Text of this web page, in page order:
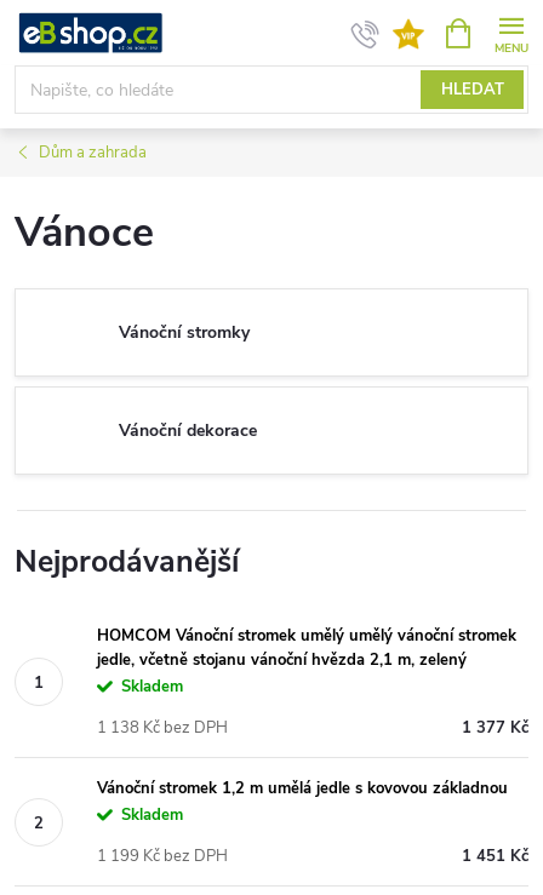
Přejít
obsah
HLEDAT
NÁKUPNÍ
KOŠÍK
Dům a zahrada
Vánoce
Vánoční stromky
Vánoční dekorace
Nejprodávanější
HOMCOM Vánoční stromek umělý umělý vánoční stromek
jedle, včetně stojanu vánoční hvězda 2,1 m, zelený
Skladem
1 377 Kč
1 138 Kč bez DPH
Vánoční stromek 1,2 m umělá jedle s kovovou základnou
Skladem
1 451 Kč
1 199 Kč bez DPH